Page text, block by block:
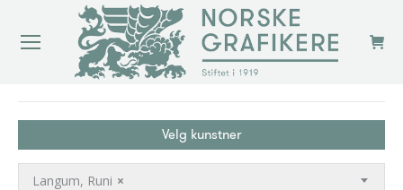
Velg kunstner
×
Langum, Runi